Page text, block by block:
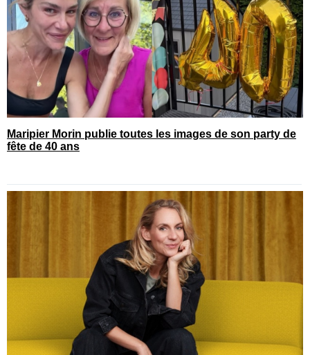
Maripier Morin publie toutes les images de son party de
fête de 40 ans